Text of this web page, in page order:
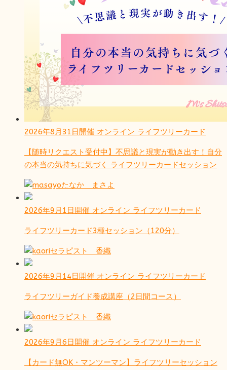
2026年8月31日開催 オンライン ライフツリーカード
【随時リクエスト受付中】不思議と現実が動き出す！自分
の本当の気持ちに気づく ライフツリーカードセッション
たなか まさよ
2026年9月1日開催 オンライン ライフツリーカード
ライフツリーカード3種セッション（120分）
セラピスト 香織
2026年9月14日開催 オンライン ライフツリーカード
ライフツリーガイド養成講座（2日間コース）
セラピスト 香織
2026年9月6日開催 オンライン ライフツリーカード
【カード無OK・マンツーマン】ライフツリーセッション